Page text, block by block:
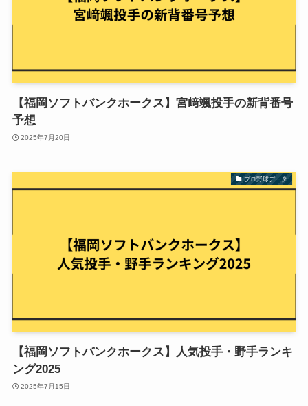
【福岡ソフトバンクホークス】宮﨑颯投手の新背番号
予想
2025年7月20日
プロ野球データ
【福岡ソフトバンクホークス】人気投手・野手ランキ
ング2025
2025年7月15日